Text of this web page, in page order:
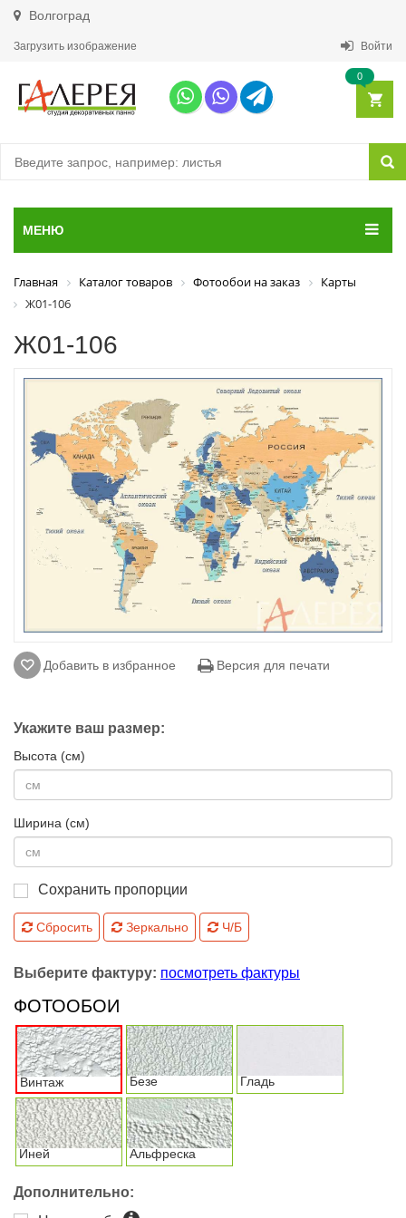
Волгоград
Загрузить изображение Войти
0
МЕНЮ
Главная Каталог товаров Фотообои на заказ
Карты
Ж01-106
Ж01-106
Добавить в избранное Версия для печати
Укажите ваш размер:
Высота (см)
Ширина (см)
Сохранить пропорции
Сбросить Зеркально Ч/Б
Выберите фактуру: посмотреть фактуры
ФОТООБОИ
Винтаж Безе Гладь
Иней Альфреска
Дополнительно: